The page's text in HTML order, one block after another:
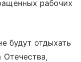
рабочих
будут отдыхать